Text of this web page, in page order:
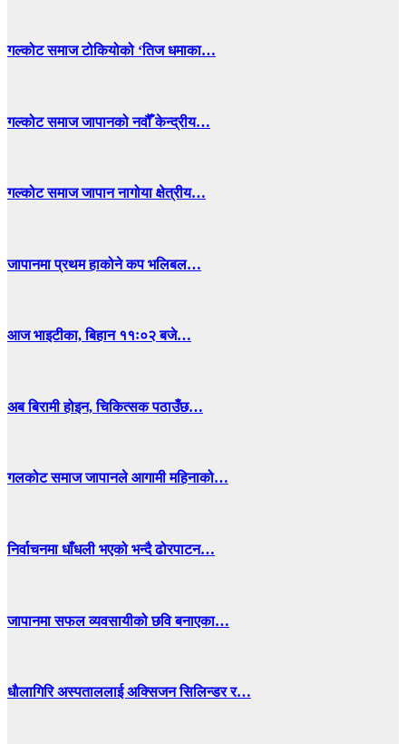
गल्कोट समाज टोकियोको ‘तिज धमाका…
गल्कोट समाज जापानको नवौँ केन्द्रीय…
गल्कोट समाज जापान नागोया क्षेत्रीय…
जापानमा प्रथम हाकोने कप भलिबल…
आज भाइटीका, बिहान ११ः०२ बजे…
अब बिरामी होइन, चिकित्सक पठाउँछ…
गलकोट समाज जापानले आगामी महिनाको…
निर्वाचनमा धाँधली भएको भन्दै ढोरपाटन…
जापानमा सफल व्यवसायीको छवि बनाएका…
धाैलागिरि अस्पताललाई अक्सिजन सिलिन्डर र…